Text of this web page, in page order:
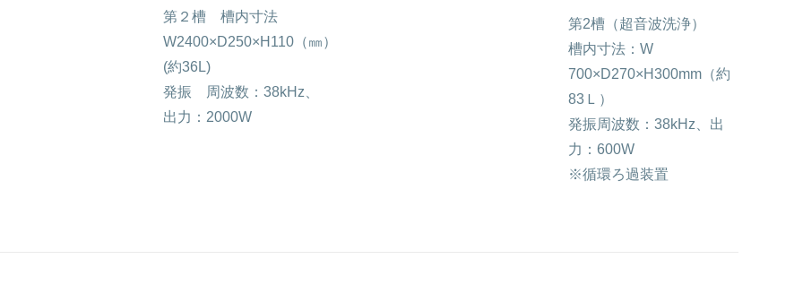
第２槽 槽内寸法
W2400×D250×H110（㎜）
(約36L)
発振 周波数：38kHz、
出力：2000W
第2槽（超音波洗浄）
槽内寸法：W
700×D270×H300mm（約
83Ｌ）
発振周波数：38kHz、出
力：600W
※循環ろ過装置